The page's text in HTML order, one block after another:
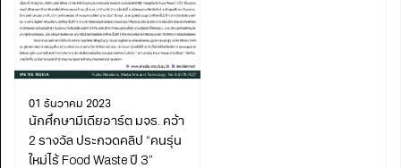
01 ธันวาคม 2023
นักศึกษามีเดียอาร์ต มจธ. คว้า
2 รางวัล ประกวดคลิป “คนรุ่น
ใหม่ไร้ Food Waste ปี 3”